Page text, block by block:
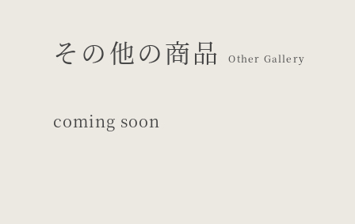
その他の商品 Other Gallery
coming soon